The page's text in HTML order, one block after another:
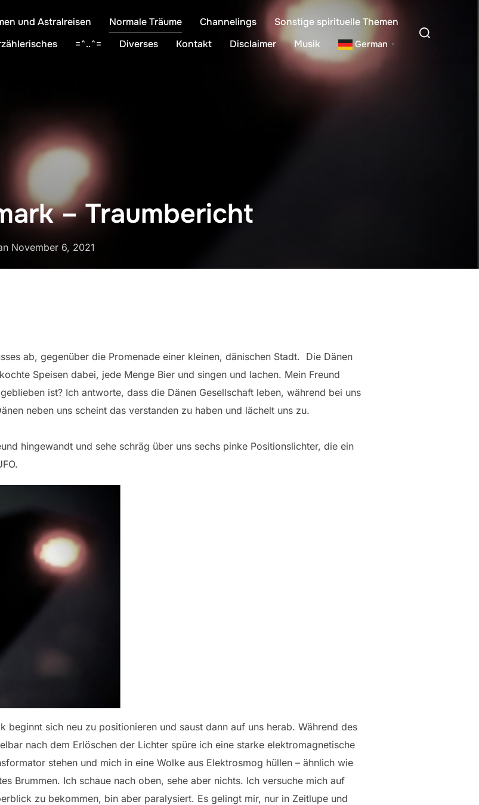
und Astralreisen Normale Träume Channelings
Sonstige spirituelle Themen
=^..^= Diverses Kontakt Disclaimer Musik German ▼
Suchen
– Traumbericht
Veröffentlicht
November 6, 2021
ab, gegenüber die Promenade einer kleinen, dänischen Stadt. Die Dänen
Speisen dabei, jede Menge Bier und singen und lachen. Mein Freund
ist? Ich antworte, dass die Dänen Gesellschaft leben, während bei uns
neben uns scheint das verstanden zu haben und lächelt uns zu.
hingewandt und sehe schräg über uns sechs pinke Positionslichter, die ein
beginnt sich neu zu positionieren und saust dann auf uns herab. Während des
nach dem Erlöschen der Lichter spüre ich eine starke elektromagnetische
stehen und mich in eine Wolke aus Elektrosmog hüllen – ähnlich wie
Brummen. Ich schaue nach oben, sehe aber nichts. Ich versuche mich auf
zu bekommen, bin aber paralysiert. Es gelingt mir, nur in Zeitlupe und